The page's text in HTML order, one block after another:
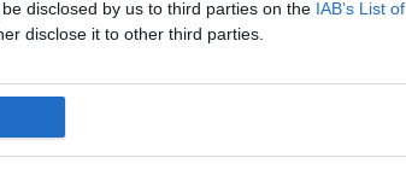
disclosed by us to third parties on the IAB’s List of
disclose it to other third parties.
colaborării dintre PSD șiAUR
față de o
partid anti-PSD?